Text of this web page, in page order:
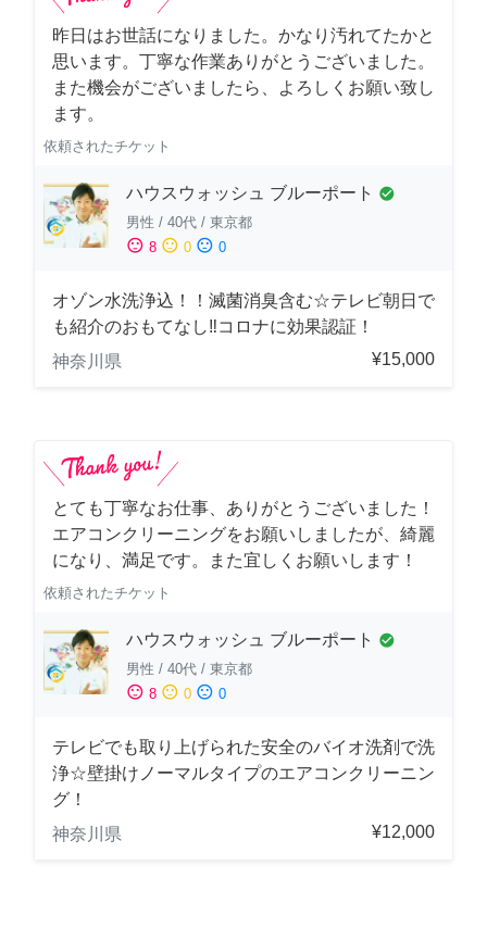
昨日はお世話になりました。かなり汚れてたかと
思います。丁寧な作業ありがとうございました。
また機会がございましたら、よろしくお願い致し
ます。
依頼されたチケット
ハウスウォッシュ ブルーポート check_circle
男性 / 40代 / 東京都
sentiment_satisfied 8 sentiment_neutral 0 sentiment_dissatisfied 0
オゾン水洗浄込！！滅菌消臭含む☆テレビ朝日で
も紹介のおもてなし‼コロナに効果認証！
神奈川県
¥15,000
とても丁寧なお仕事、ありがとうございました！
エアコンクリーニングをお願いしましたが、綺麗
になり、満足です。また宜しくお願いします！
依頼されたチケット
ハウスウォッシュ ブルーポート check_circle
男性 / 40代 / 東京都
sentiment_satisfied 8 sentiment_neutral 0 sentiment_dissatisfied 0
テレビでも取り上げられた安全のバイオ洗剤で洗
浄☆壁掛けノーマルタイプのエアコンクリーニン
グ！
神奈川県
¥12,000